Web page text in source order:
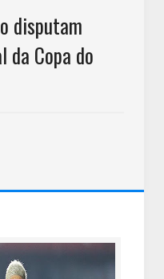
disputam
da Copa do